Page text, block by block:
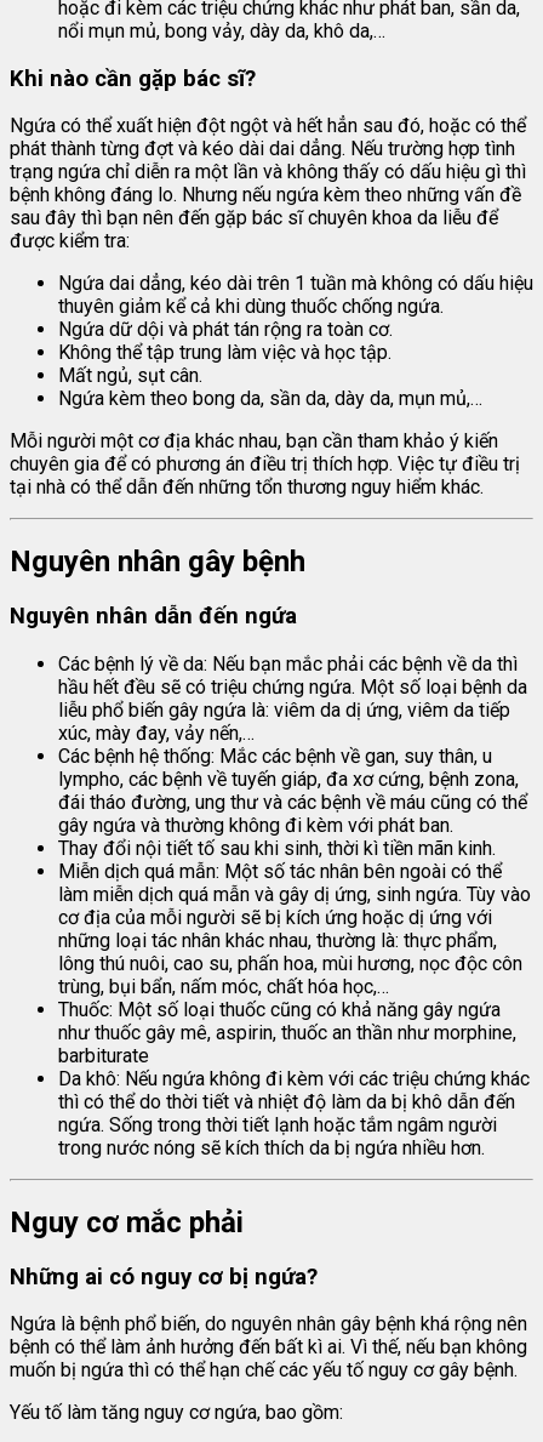
hoặc đi kèm các triệu chứng khác như phát ban, sần da,
nổi mụn mủ, bong vảy, dày da, khô da,…
Khi nào cần gặp bác sĩ?
Ngứa có thể xuất hiện đột ngột và hết hẳn sau đó, hoặc có thể
phát thành từng đợt và kéo dài dai dẳng. Nếu trường hợp tình
trạng ngứa chỉ diễn ra một lần và không thấy có dấu hiệu gì thì
bệnh không đáng lo. Nhưng nếu ngứa kèm theo những vấn đề
sau đây thì bạn nên đến gặp bác sĩ chuyên khoa da liễu để
được kiểm tra:
Ngứa dai dẳng, kéo dài trên 1 tuần mà không có dấu hiệu
thuyên giảm kể cả khi dùng thuốc chống ngứa.
Ngứa dữ dội và phát tán rộng ra toàn cơ.
Không thể tập trung làm việc và học tập.
Mất ngủ, sụt cân.
Ngứa kèm theo bong da, sần da, dày da, mụn mủ,…
Mỗi người một cơ địa khác nhau, bạn cần tham khảo ý kiến
chuyên gia để có phương án điều trị thích hợp. Việc tự điều trị
tại nhà có thể dẫn đến những tổn thương nguy hiểm khác.
Nguyên nhân gây bệnh
Nguyên nhân dẫn đến ngứa
Các bệnh lý về da: Nếu bạn mắc phải các bệnh về da thì
hầu hết đều sẽ có triệu chứng ngứa. Một số loại bệnh da
liễu phổ biến gây ngứa là: viêm da dị ứng, viêm da tiếp
xúc, mày đay, vảy nến,…
Các bệnh hệ thống: Mắc các bệnh về gan, suy thân, u
lympho, các bệnh về tuyến giáp, đa xơ cứng, bệnh zona,
đái tháo đường, ung thư và các bệnh về máu cũng có thể
gây ngứa và thường không đi kèm với phát ban.
Thay đổi nội tiết tố sau khi sinh, thời kì tiền mãn kinh.
Miễn dịch quá mẫn: Một số tác nhân bên ngoài có thể
làm miễn dịch quá mẫn và gây dị ứng, sinh ngứa. Tùy vào
cơ địa của mỗi người sẽ bị kích ứng hoặc dị ứng với
những loại tác nhân khác nhau, thường là: thực phẩm,
lông thú nuôi, cao su, phấn hoa, mùi hương, nọc độc côn
trùng, bụi bẩn, nấm móc, chất hóa học,…
Thuốc: Một số loại thuốc cũng có khả năng gây ngứa
như thuốc gây mê, aspirin, thuốc an thần như morphine,
barbiturate
Da khô: Nếu ngứa không đi kèm với các triệu chứng khác
thì có thể do thời tiết và nhiệt độ làm da bị khô dẫn đến
ngứa. Sống trong thời tiết lạnh hoặc tắm ngâm người
trong nước nóng sẽ kích thích da bị ngứa nhiều hơn.
Nguy cơ mắc phải
Những ai có nguy cơ bị ngứa?
Ngứa là bệnh phổ biến, do nguyên nhân gây bệnh khá rộng nên
bệnh có thể làm ảnh hưởng đến bất kì ai. Vì thế, nếu bạn không
muốn bị ngứa thì có thể hạn chế các yếu tố nguy cơ gây bệnh.
Yếu tố làm tăng nguy cơ ngứa, bao gồm: